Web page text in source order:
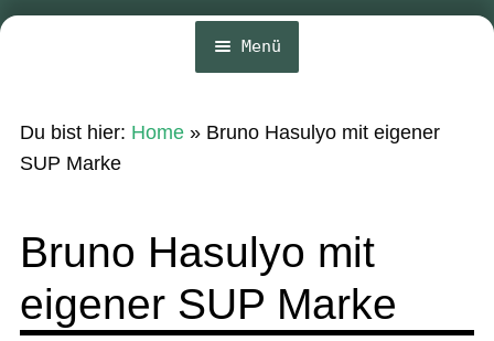
Menü
SUP-Events
Ratgeber
Das Magazin
Du bist hier: Home» Bruno Hasulyo mit eigener
SUP Marke
Bruno Hasulyo mit
eigener SUP Marke